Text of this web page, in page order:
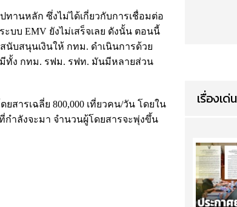
ทานหลัก ซึ่งไม่ได้เกี่ยวกับการเชื่อมต่อ
บบ EMV ยังไม่เสร็จเลย ดังนั้น ตอนนี้
บสนุนเงินให้ กทม. ดำเนินการด้วย
ทั้ง กทม. รฟม. รฟท. มันมีหลายส่วน
ารเฉลี่ย 800,000 เที่ยวคน/วัน โดยใน
กำลังจะมา จำนวนผู้โดยสารจะพุ่งขึ้น
เรื่องเด่น